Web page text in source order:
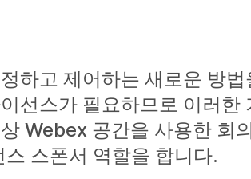
하고 제어하는 새로운 방
스가 필요하므로 이러한
Webex 공간을 사용한 회
스폰서 역할을 합니다.